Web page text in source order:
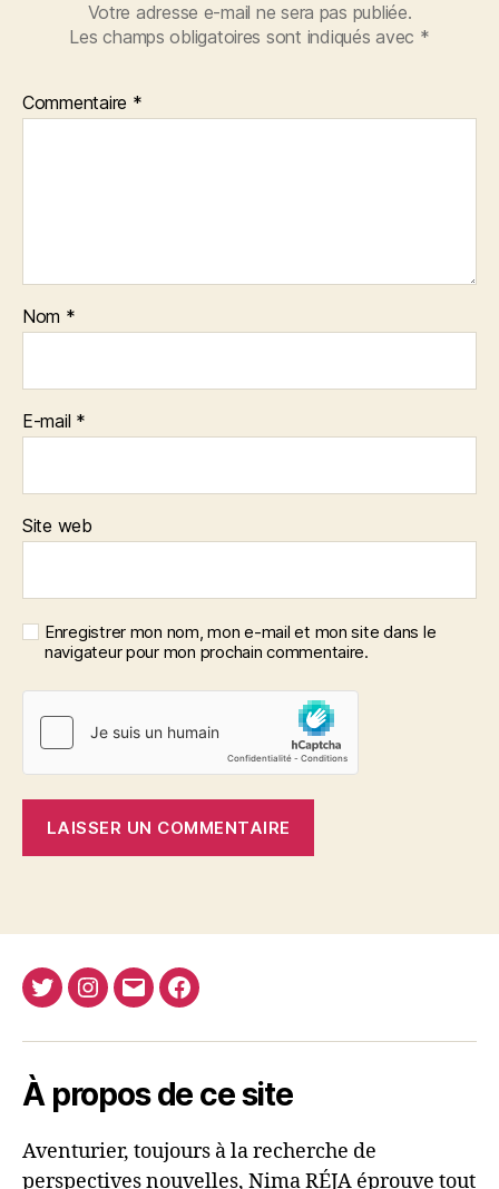
Votre adresse e-mail ne sera pas publiée.
Les champs obligatoires sont indiqués avec *
Commentaire *
Nom *
E-mail *
Site web
Enregistrer mon nom, mon e-mail et mon site dans le
navigateur pour mon prochain commentaire.
TwitterInstagram
E-
Facebook
À propos de ce site
Aventurier, toujours à la recherche de
perspectives nouvelles, Nima RÉJA éprouve tout